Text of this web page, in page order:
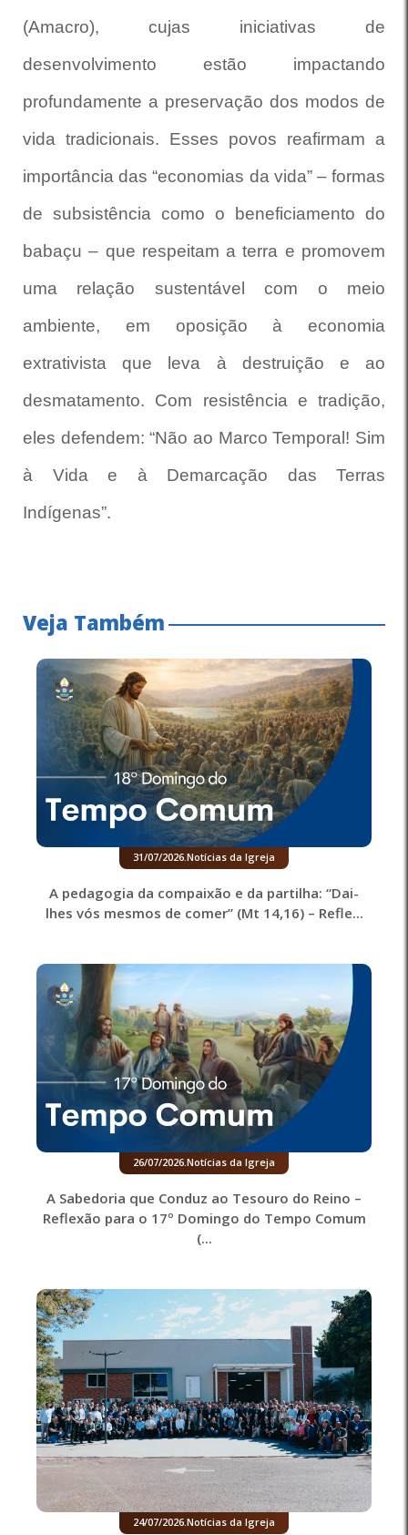
(Amacro), cujas iniciativas de
desenvolvimento estão impactando
profundamente a preservação dos modos de
vida tradicionais. Esses povos reafirmam a
importância das “economias da vida” – formas
de subsistência como o beneficiamento do
babaçu – que respeitam a terra e promovem
uma relação sustentável com o meio
ambiente, em oposição à economia
extrativista que leva à destruição e ao
desmatamento. Com resistência e tradição,
eles defendem: “Não ao Marco Temporal! Sim
à Vida e à Demarcação das Terras
Indígenas”.
Veja Também
31/07/2026.Notícias da Igreja
A pedagogia da compaixão e da partilha: “Dai-
lhes vós mesmos de comer” (Mt 14,16) – Refle...
26/07/2026.Notícias da Igreja
A Sabedoria que Conduz ao Tesouro do Reino –
Reflexão para o 17º Domingo do Tempo Comum
(...
24/07/2026.Notícias da Igreja